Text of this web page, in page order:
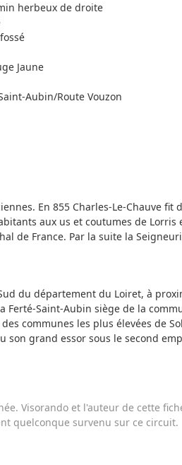
herbeux de droite
Jaune
Aubin/Route Vouzon
En 855 Charles-Le-Chauve fit
aux us et coutumes de Lorris
de France. Par la suite la
du département du Loiret, à
Saint-Aubin siège de la
communes les plus élevées de
son grand essor sous le second
Visorando et l'auteur de cette
quelconque survenu sur ce circuit.